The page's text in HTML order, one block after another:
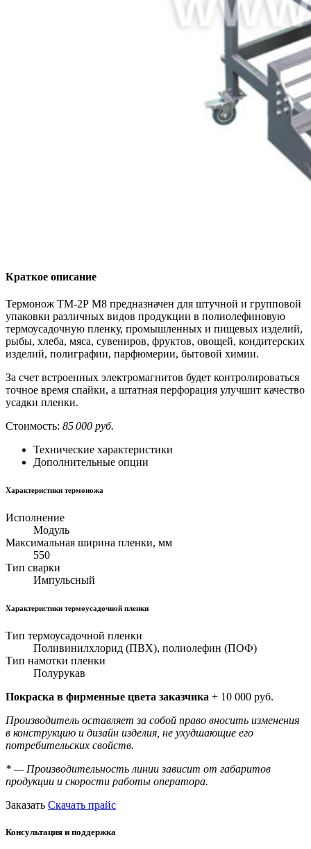
Краткое описание
Термонож ТМ-2Р М8 предназначен для штучной и групповой
упаковки различных видов продукции в полиолефиновую
термоусадочную пленку, промышленных и пищевых изделий,
рыбы, хлеба, мяса, сувениров, фруктов, овощей, кондитерских
изделий, полиграфии, парфюмерии, бытовой химии.
За счет встроенных электромагнитов будет контролироваться
точное время спайки, а штатная перфорация улучшит качество
усадки пленки.
Стоимость: 85 000 руб.
Технические характеристики
Дополнительные опции
Характеристики термоножа
Исполнение
Модуль
Максимальная ширина пленки, мм
550
Тип сварки
Импульсный
Характеристики термоусадочной пленки
Тип термоусадочной пленки
Поливинилхлорид (ПВХ), полиолефин (ПОФ)
Тип намотки пленки
Полурукав
Покраска в фирменные цвета заказчика + 10 000 руб.
Производитель оставляет за собой право вносить изменения
в конструкцию и дизайн изделия, не ухудшающие его
потребительских свойств.
* — Производительность линии зависит от габаритов
продукции и скорости работы оператора.
Заказать Скачать прайс
Консультация и поддержка